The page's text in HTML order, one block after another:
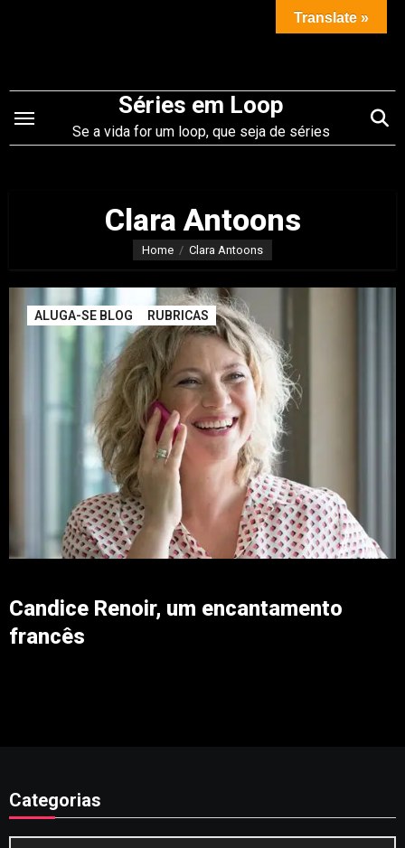
conteúdo
Séries em Loop
Se a vida for um loop, que seja de séries
Clara Antoons
Home Clara Antoons
ALUGA-SE BLOG RUBRICAS
Candice Renoir, um encantamento
francês
Categorias
Translate »